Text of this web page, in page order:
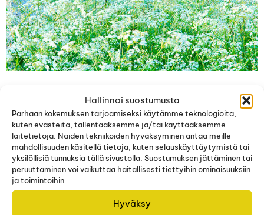
Hallinnoi suostumusta
Parhaan kokemuksen tarjoamiseksi käytämme teknologioita,
kuten evästeitä, tallentaaksemme ja/tai käyttääksemme
laitetietoja. Näiden tekniikoiden hyväksyminen antaa meille
mahdollisuuden käsitellä tietoja, kuten selauskäyttäytymistä tai
yksilöllisiä tunnuksia tällä sivustolla. Suostumuksen jättäminen tai
peruuttaminen voi vaikuttaa haitallisesti tiettyihin ominaisuuksiin
ja toimintoihin.
Hyväksy
Hokka mukana
Avoimet kylät -
tapahtumassa
14.6.2025